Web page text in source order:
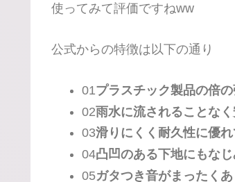
使ってみて評価ですねww
公式からの特徴は以下の通り
01プラスチック製品の倍
02雨水に流されることなく
03滑りにくく耐久性に優れ
04凸凹のある下地にもなじ
05ガタつき音がまったくあ